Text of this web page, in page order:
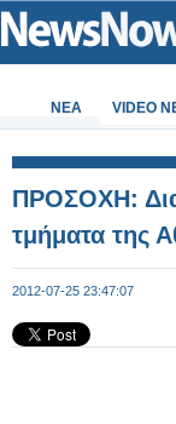
ΝΕΑ VIDEO
ΠΡΟΣΟΧΗ:
τμήματα της
2012-07-25 23:47:07